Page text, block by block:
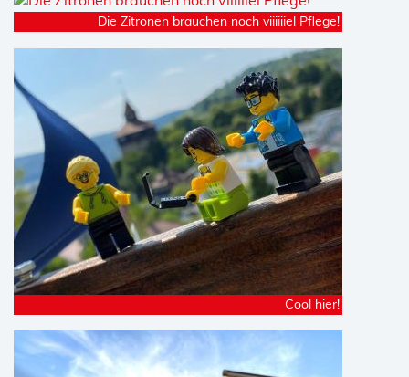
Die Zitronen brauchen noch viiiiiiel Pflege!
Cool hier!